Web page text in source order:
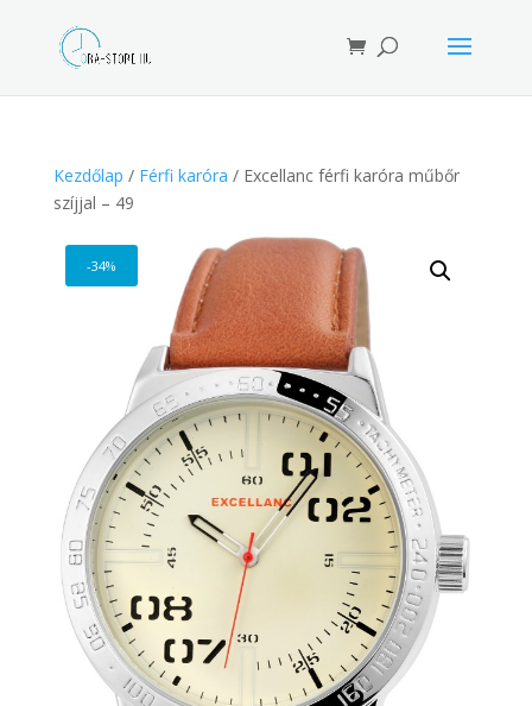
search
Kezdőlap / Férfi karóra / Excellanc férfi karóra műbőr
szíjjal – 49
-34%